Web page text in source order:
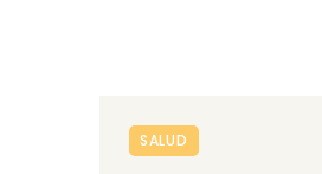
BLOG
CONTACTO
SALUD